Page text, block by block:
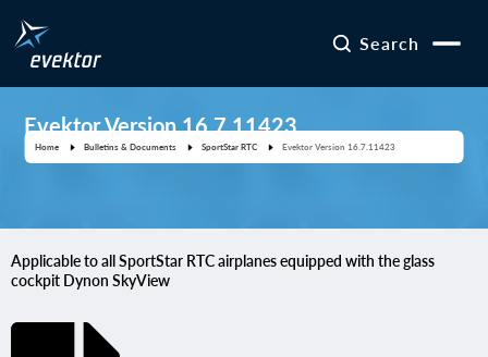
Search
Evektor Version 16.7.11423
Home Bulletins & Documents SportStar RTC Evektor Version 16.7.11423
Applicable to all SportStar RTC airplanes equipped with the glass
cockpit Dynon SkyView